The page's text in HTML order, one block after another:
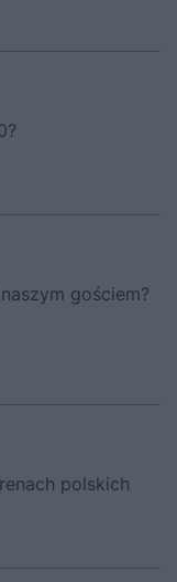
gościem?
polskich